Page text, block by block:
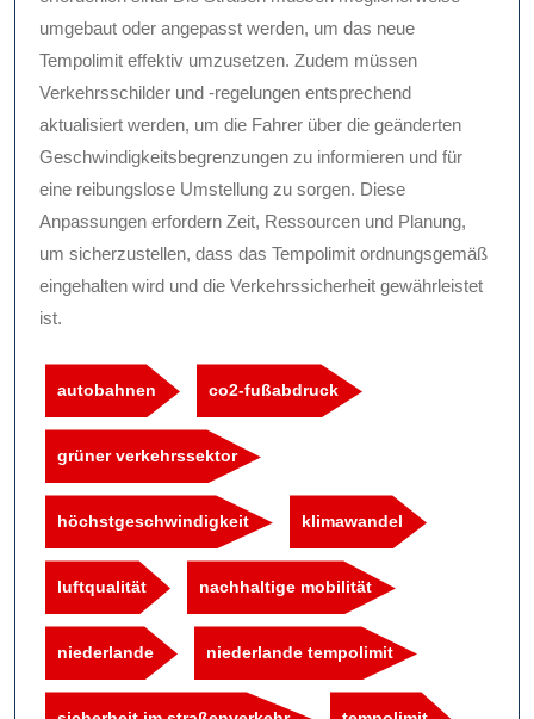
umgebaut oder angepasst werden, um das neue
Tempolimit effektiv umzusetzen. Zudem müssen
Verkehrsschilder und -regelungen entsprechend
aktualisiert werden, um die Fahrer über die geänderten
Geschwindigkeitsbegrenzungen zu informieren und für
eine reibungslose Umstellung zu sorgen. Diese
Anpassungen erfordern Zeit, Ressourcen und Planung,
um sicherzustellen, dass das Tempolimit ordnungsgemäß
eingehalten wird und die Verkehrssicherheit gewährleistet
ist.
autobahnen co2-fußabdruck
grüner verkehrssektor
höchstgeschwindigkeit klimawandel
luftqualität nachhaltige mobilität
niederlande niederlande tempolimit